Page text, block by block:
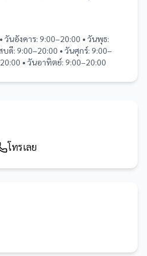
วันอังคาร: 9:00–20:00 • วันพุธ:
ดี: 9:00–20:00 • วันศุกร์: 9:00–
• วันอาทิตย์: 9:00–20:00
โทรเลย